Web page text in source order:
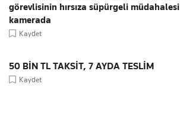
görevlisinin hırsıza süpürgeli müdahalesi
kamerada
Kaydet
50 BİN TL TAKSİT, 7 AYDA TESLİM
Kaydet